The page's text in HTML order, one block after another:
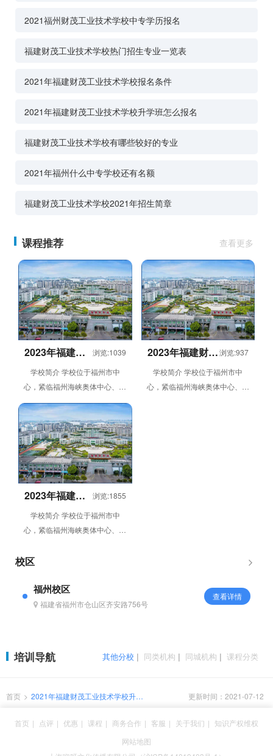
2021福州财茂工业技术学校中专学历报名
福建财茂工业技术学校热门招生专业一览表
2021年福建财茂工业技术学校报名条件
2021年福建财茂工业技术学校升学班怎么报名
福建财茂工业技术学校有哪些较好的专业
2021年福州什么中专学校还有名额
福建财茂工业技术学校2021年招生简章
课程推荐 查看更多
2023年福建财
校特色升本实
验班
浏览:1039
学校简介 学校位于福州市中
心，紧临福州海峡奥体中心、金
山万达广场、师大仓山学生街及
飞凤山奥体公园，交通条件便
利，校园环...
2023年福建财茂
学历招生简章
浏览:937
学校简介 学校位于福州市中
心，紧临福州海峡奥体中心、金
2023年福建财
校招生简章
浏览:1855
学校简介 学校位于福州市中
心，紧临福州海峡奥体中心、金
飞凤山奥体公园，交通条件便
校区
福州校区
福建省福州市仓山区齐安路756号
查看详情
其他分校 | 同类机构 | 同城机构 | 课程分类
培训导航
首页 > 2021年福建财茂工业技术学校升学
更新时间：2021-07-12
首页 | 点评 | 优惠 | 课程 | 商务合作 | 客服 | 关于我们 | 知识产权维权
网站地图